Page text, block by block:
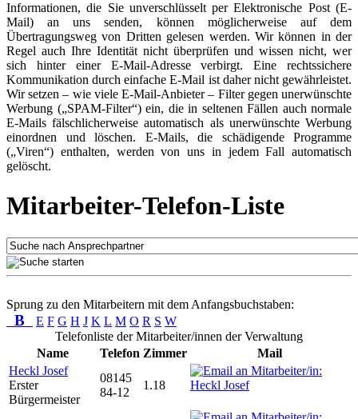
Informationen, die Sie unverschlüsselt per Elektronische Post (E-
Mail) an uns senden, können möglicherweise auf dem
Übertragungsweg von Dritten gelesen werden. Wir können in der
Regel auch Ihre Identität nicht überprüfen und wissen nicht, wer
sich hinter einer E-Mail-Adresse verbirgt. Eine rechtssichere
Kommunikation durch einfache E-Mail ist daher nicht gewährleistet.
Wir setzen – wie viele E-Mail-Anbieter – Filter gegen unerwünschte
Werbung („SPAM-Filter“) ein, die in seltenen Fällen auch normale
E-Mails fälschlicherweise automatisch als unerwünschte Werbung
einordnen und löschen. E-Mails, die schädigende Programme
(„Viren“) enthalten, werden von uns in jedem Fall automatisch
gelöscht.
Mitarbeiter-Telefon-Liste
Sprung zu den Mitarbeitern mit dem Anfangsbuchstaben:
B E F G H J K L M O R S W
Telefonliste der Mitarbeiter/innen der Verwaltung
Name
Telefon Zimmer
Mail
Heckl Josef
Erster
Bürgermeister
08145
84-12
1.18